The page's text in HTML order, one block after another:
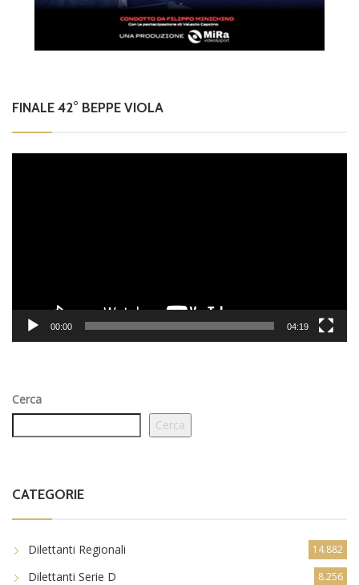
FINALE 42° BEPPE VIOLA
Video
Cerca
CATEGORIE
Dilettanti Regionali
Dilettanti Serie D
Eccellenza 8.589
Eccellenza Femminile 31